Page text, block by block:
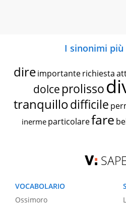
I sinonimi
dire importante richiesta
dolce prolisso
tranquillodifficile
inerme particolarefare
VOCABOLARIO
Ossimoro